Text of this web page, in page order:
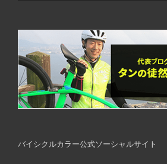
バイシクルカラー公式ソーシャルサイト